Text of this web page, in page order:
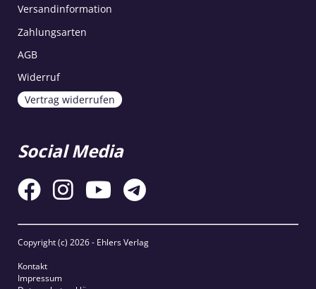
Versandinformation
Zahlungsarten
AGB
Widerruf
Vertrag widerrufen
Social Media
Copyright (c) 2026 - Ehlers Verlag
Kontakt
Impressum